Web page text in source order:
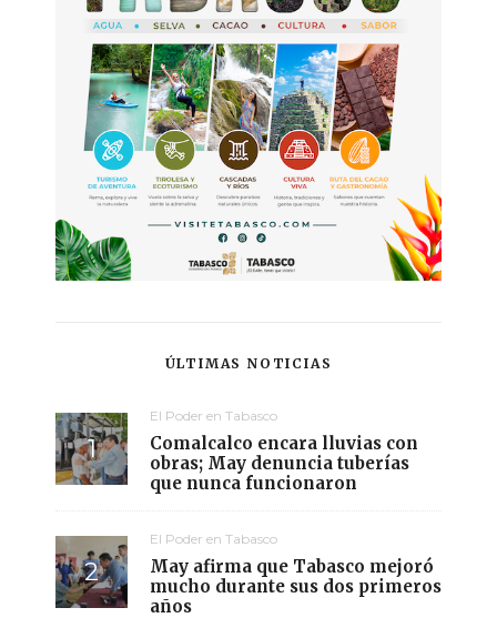
ÚLTIMAS NOTICIAS
El Poder en Tabasco
Comalcalco encara lluvias con
obras; May denuncia tuberías
que nunca funcionaron
El Poder en Tabasco
May afirma que Tabasco mejoró
mucho durante sus dos primeros
años